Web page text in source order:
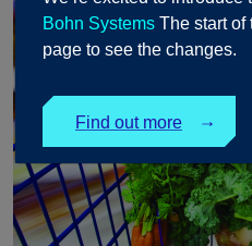
Bohn Systems The start of
page to see the changes.
Find out more ↓